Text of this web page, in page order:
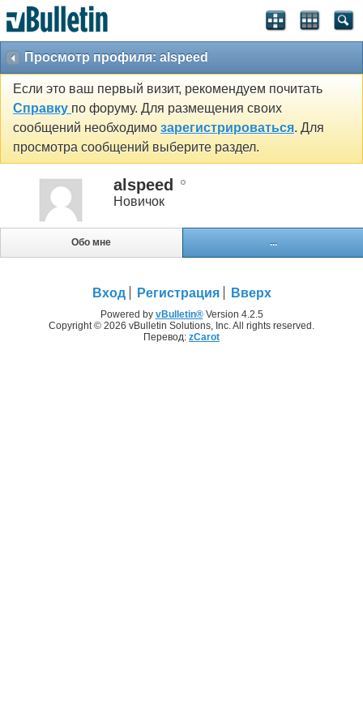
Просмотр профиля: alspeed
Если это ваш первый визит, рекомендуем почитать
Справку по форуму. Для размещения своих
сообщений необходимо зарегистрироваться. Для
просмотра сообщений выберите раздел.
alspeed
Новичок
Обо мне ...
Вход Регистрация Вверх
Powered by vBulletin®Version 4.2.5
Copyright © 2026 vBulletin Solutions, Inc. All rights reserved.
Перевод: zCarot